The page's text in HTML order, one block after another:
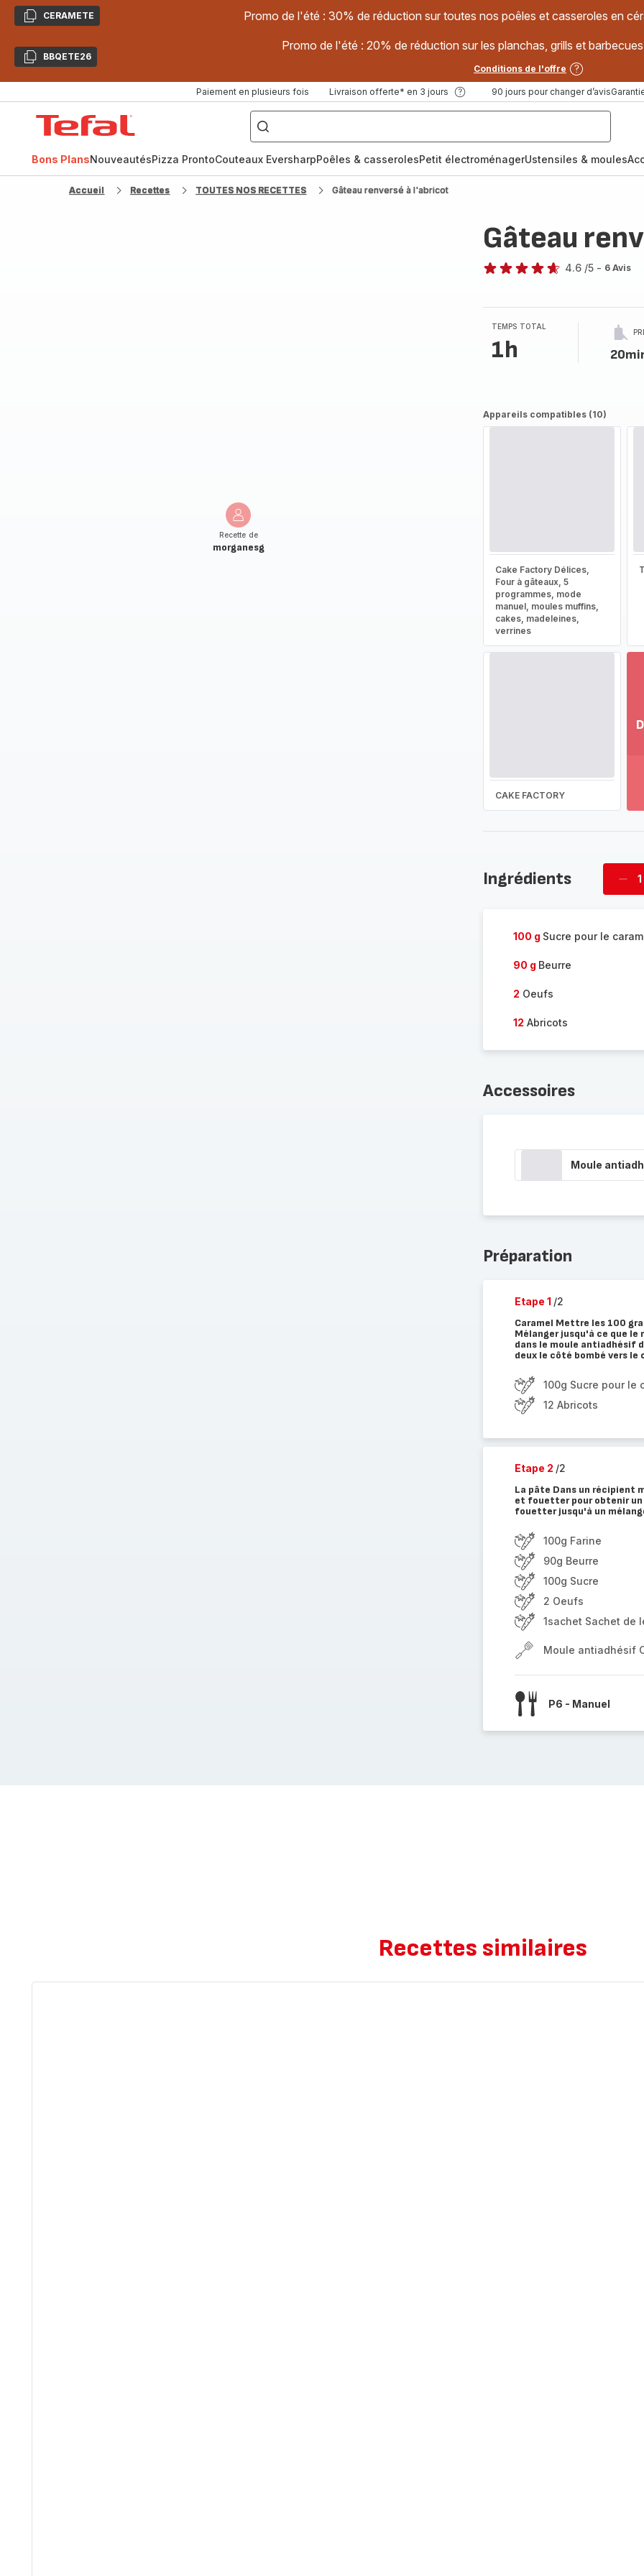
CopierCERAMETE Promo de l'été : 30% de réduction sur toutes nos poêles et casseroles en
CopierBBQETE26
Promo de l'été : 20% de réduction sur les planchas, grills et
Conditions de l'offre
Paiement en plusieurs fois Livraison offerte* en 3 jours 90 jours pour changer d’avis
["Poêles
inox,
Cake
Factory,
Bons PlansNouveautésPizza ProntoCouteaux EversharpPoêles & casserolesPetit électroménagerUstensiles & moules
Accueil Recettes TOUTES NOS RECETTES Gâteau renversé à l'abricot
Recette de
morganesg
Gâteau
4.6 /5 - 6 Avis
TEMPS TOTAL
1h
Appareils compatibles (10)
Cake Factory Délices,
Four à gâteaux, 5
programmes, mode
manuel, moules muffins,
cakes, madeleines,
verrines
CAKE FACTORY
la
Ingrédients
100 g Sucre pour le
90 g Beurre
2 Oeufs
12 Abricots
Accessoires
Moule
Préparation
Etape 1 /2
Caramel Mettre les 100
Mélanger jusqu'à ce que
dans le moule antiadhésif
deux le côté bombé vers le
100g Sucre pour le
12 Abricots
Etape 2 /2
La pâte Dans un récipient
et fouetter pour obtenir un
fouetter jusqu'à un
100g Farine
90g Beurre
100g Sucre
2 Oeufs
1sachet Sachet de
Moule antiadhésif
P6 - Manuel
Recettes similaires